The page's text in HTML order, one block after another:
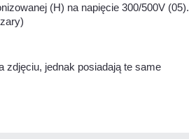
(H) na napięcie 300/500V (05).
zdjęciu, jednak posiadają te same